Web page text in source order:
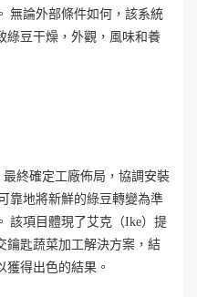
無論外部條件如何，該系統
綠豆干燥，外觀，風味和養
終確定工廠佈局，協調安裝
靠地將新鮮的綠豆轉變為準
該項目體現了艾克（Ike）提
鑰匙蔬菜加工解決方案，結
得出色的結果。